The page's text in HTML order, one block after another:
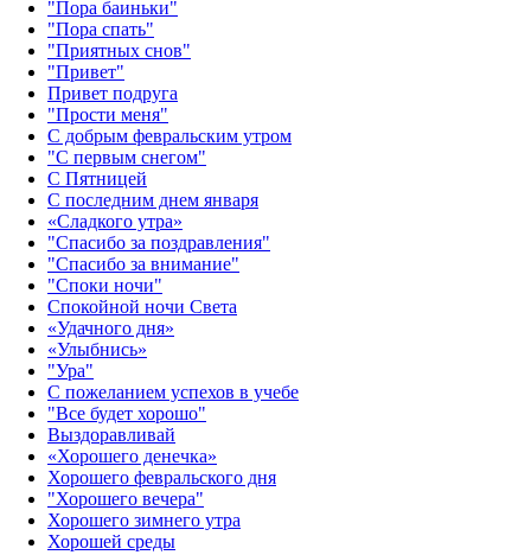
"Пора баиньки"
"Пора спать"
"Приятных снов"
"Привет"
Привет подруга
"Прости меня"
С добрым февральским утром
"С первым снегом"
С Пятницей
С последним днем января
«Сладкого утра»‎
"Спасибо за поздравления"
"Спасибо за внимание"
"Споки ночи"
Спокойной ночи Света
«Удачного дня»‎
«Улыбнись»‎
"Ура"
С пожеланием успехов в учебе
"Все будет хорошо"
Выздоравливай
«‎Хорошего денечка»‎
Хорошего февральского дня
"Хорошего вечера"
Хорошего зимнего утра
Хорошей среды